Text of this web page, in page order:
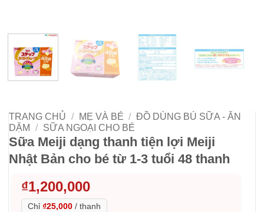
TRANG CHỦ / MẸ VÀ BÉ / ĐỒ DÙNG BÚ SỮA - ĂN
DẶM
/ SỮA NGOẠI CHO BÉ
Sữa Meiji dạng thanh tiện lợi Meiji
Nhật Bản cho bé từ 1-3 tuổi 48 thanh
₫1,200,000
Chỉ ₫25,000 / thanh